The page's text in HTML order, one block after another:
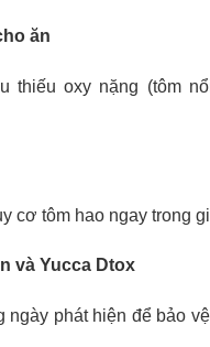
ăn
oxy nặng (tôm
cơ tôm hao ngay trong
và Yucca Dtox
phát hiện để bảo